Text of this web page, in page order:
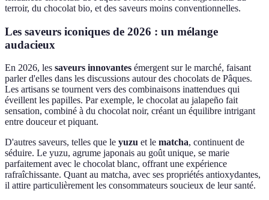
terroir, du chocolat bio, et des saveurs moins conventionnelles.
Les saveurs iconiques de 2026 : un mélange
audacieux
En 2026, les saveurs innovantes émergent sur le marché, faisant
parler d'elles dans les discussions autour des chocolats de Pâques.
Les artisans se tournent vers des combinaisons inattendues qui
éveillent les papilles. Par exemple, le chocolat au jalapeño fait
sensation, combiné à du chocolat noir, créant un équilibre intrigant
entre douceur et piquant.
D'autres saveurs, telles que le yuzu et le matcha, continuent de
séduire. Le yuzu, agrume japonais au goût unique, se marie
parfaitement avec le chocolat blanc, offrant une expérience
rafraîchissante. Quant au matcha, avec ses propriétés antioxydantes,
il attire particulièrement les consommateurs soucieux de leur santé.